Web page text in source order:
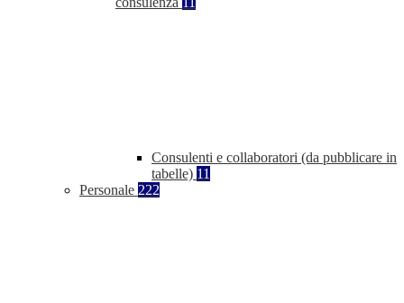
Consulenti e collaboratori (da pubblicare in
tabelle) 11
Personale 222